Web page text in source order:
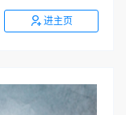
进主页